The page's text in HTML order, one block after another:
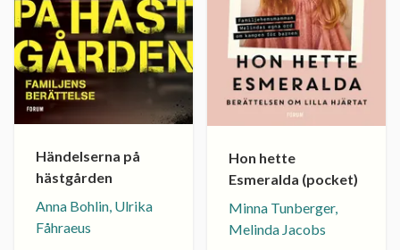
Händelserna på
hästgården
Anna Bohlin, Ulrika
Fåhraeus
Hon hette
Esmeralda (pocket)
Minna Tunberger,
Melinda Jacobs